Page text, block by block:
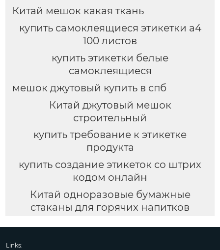
Китай мешок какая ткань
купить самоклеящиеся этикетки а4
100 листов
купить этикетки белые
самоклеящиеся
мешок джутовый купить в спб
Китай джутовый мешок
строительный
купить требование к этикетке
продукта
купить создание этикеток со штрих
кодом онлайн
Китай одноразовые бумажные
стаканы для горячих напитков
Links: